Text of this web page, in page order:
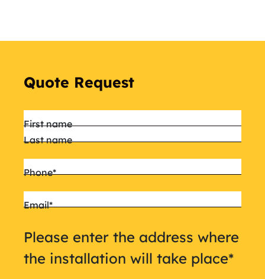
Quote Request
Name*
First name
Last name
Phone*
Email*
Please enter the address where
the installation will take place*